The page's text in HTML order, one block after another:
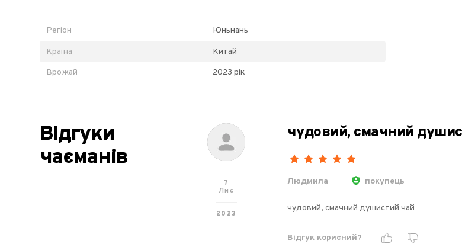
Регіон Юньнань
Країна Китай
Врожай 2023 рік
Відгуки
чаєманів
7
Лис
2023
чудовий, смачний
Людмила покупець
чудовий, смачний душистий чай
Відгук корисний?